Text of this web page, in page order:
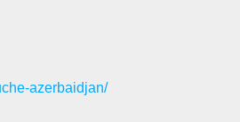
azerbaidjan/